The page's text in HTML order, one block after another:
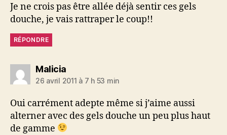
Je ne crois pas être allée déjà sentir ces gels
douche, je vais rattraper le coup!!
RÉPONDRE
Maliciadit :
26 avril 2011 à 7 h 53 min
Oui carrément adepte même si j’aime aussi
alterner avec des gels douche un peu plus haut
de gamme